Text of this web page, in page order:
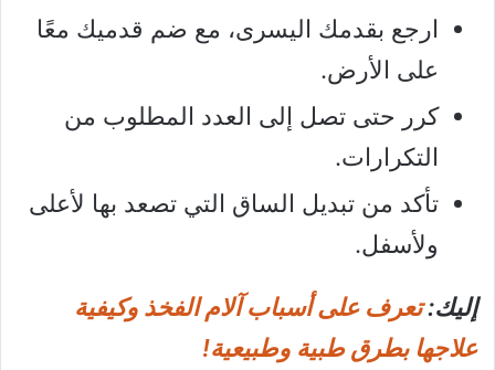
ارجع بقدمك اليسرى، مع ضم قدميك معًا
على الأرض.
كرر حتى تصل إلى العدد المطلوب من
التكرارات.
تأكد من تبديل الساق التي تصعد بها لأعلى
ولأسفل.
إليك:تعرف على أسباب آلام الفخذ وكيفية
علاجها بطرق طبية وطبيعية!